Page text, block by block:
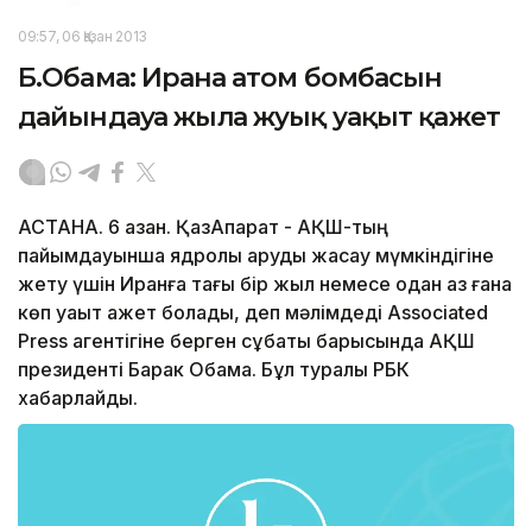
09:57, 06 Қазан 2013
Б.Обама: Иранға атом бомбасын
дайындауға жылға жуық уақыт қажет
АСТАНА. 6 қазан. ҚазАқпарат - АҚШ-тың
пайымдауынша ядролық қаруды жасау мүмкіндігіне
жету үшін Иранға тағы бір жыл немесе одан аз ғана
көп уақыт қажет болады, деп мәлімдеді Associated
Press агентігіне берген сұқбаты барысында АҚШ
президенті Барак Обама. Бұл туралы РБК
хабарлайды.